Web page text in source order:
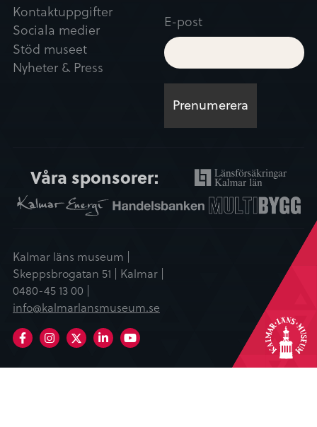
Kontaktuppgifter
Sociala medier
Stöd museet
Nyheter & Press
E-post
Våra sponsorer:
Kalmar läns museum |
Skeppsbrogatan 51 | Kalmar |
0480-45 13 00 |
info@kalmarlansmuseum.se
FacebookInstagram LinkedIn